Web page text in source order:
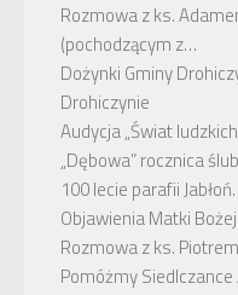
Rozmowa z ks.
(pochodzącym z…
Dożynki Gminy
Drohiczynie
Audycja „Świat
„Dębowa” rocznica
100 lecie parafii
Objawienia Matki Bożej
Rozmowa z ks.
Pomóżmy